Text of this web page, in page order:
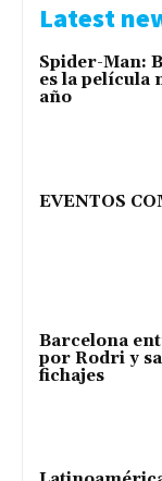
Latest
Spider-Man:
es la película
año
EVENTOS
Barcelona
por Rodri y
fichajes